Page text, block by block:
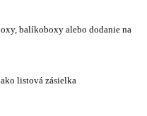
balíkoboxy alebo dodanie na
listová zásielka